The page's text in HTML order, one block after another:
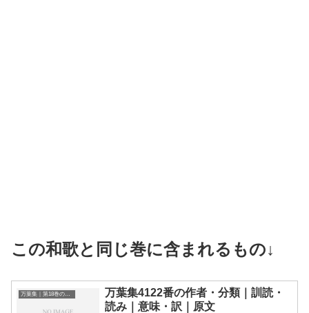
この和歌と同じ巻に含まれるもの↓
万葉集｜第18巻の和歌一覧
万葉集4122番の作者・分類｜訓読・
読み｜意味・訳｜原文